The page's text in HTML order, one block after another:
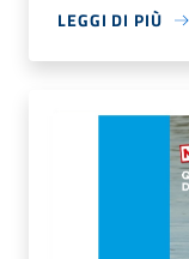
LEGGI DI PIÙ